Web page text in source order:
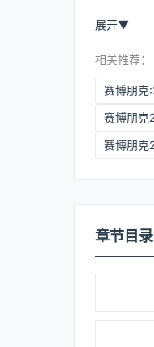
展开▼
相关推荐：
章节目录